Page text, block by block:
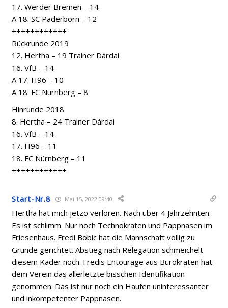
17. Werder Bremen – 14
A 18. SC Paderborn – 12
++++++++++++
Rückrunde 2019
12. Hertha – 19 Trainer Dárdai
16. VfB – 14
A 17. H96 – 10
A 18. FC Nürnberg – 8
Hinrunde 2018
8. Hertha – 24 Trainer Dárdai
16. VfB – 14
17. H96 – 11
18. FC Nürnberg – 11
++++++++++++
Start-Nr.8 Mai 15, 2022 09:40
Hertha hat mich jetzo verloren. Nach über 4 Jahrzehnten.
Es ist schlimm. Nur noch Technokraten und Pappnasen im
Friesenhaus. Fredi Bobic hat die Mannschaft völlig zu
Grunde gerichtet. Abstieg nach Relegation schmeichelt
diesem Kader noch. Fredis Entourage aus Bürokraten hat
dem Verein das allerletzte bisschen Identifikation
genommen. Das ist nur noch ein Haufen uninteressanter
und inkompetenter Pappnasen.